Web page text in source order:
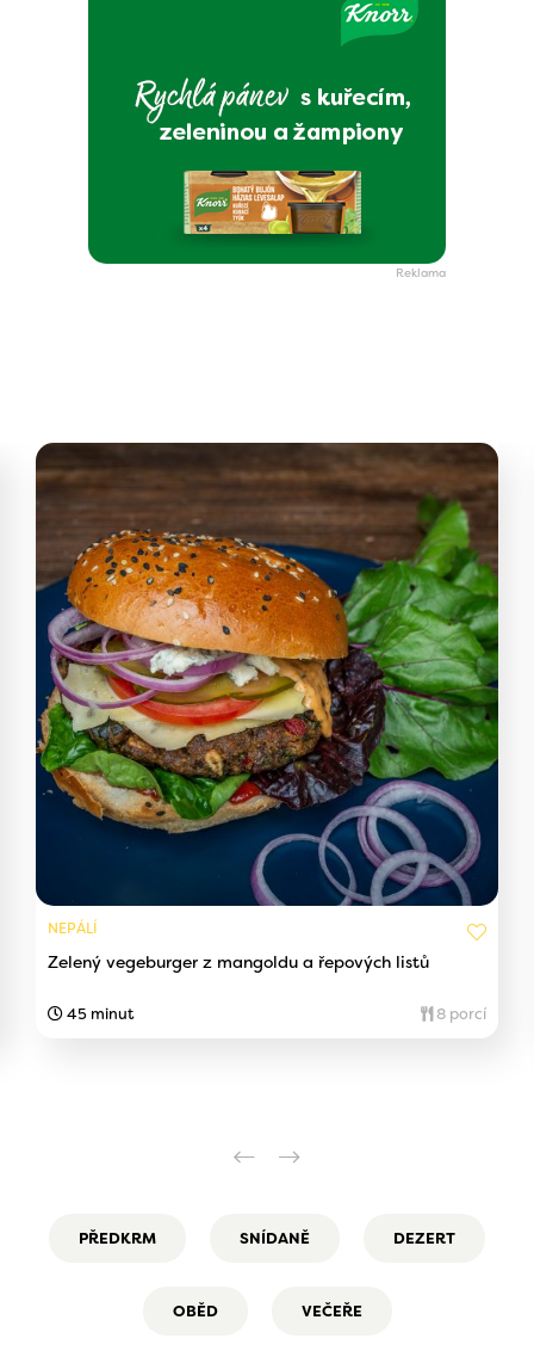
NEPÁLÍ
Zelený vegeburger z mangoldu a řepových listů
45 minut 8 porcí
PŘEDKRM SNÍDANĚ DEZERT
OBĚD VEČEŘE